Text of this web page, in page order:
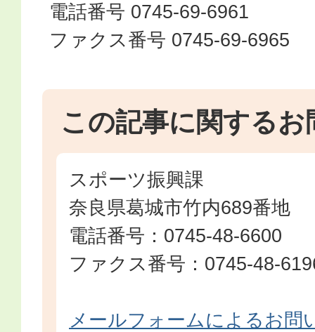
電話番号 0745-69-6961
ファクス番号 0745-69-6965
この記事に関するお
スポーツ振興課
奈良県葛城市竹内689番地
電話番号：0745-48-6600
ファクス番号：0745-48-
メールフォームによるお問